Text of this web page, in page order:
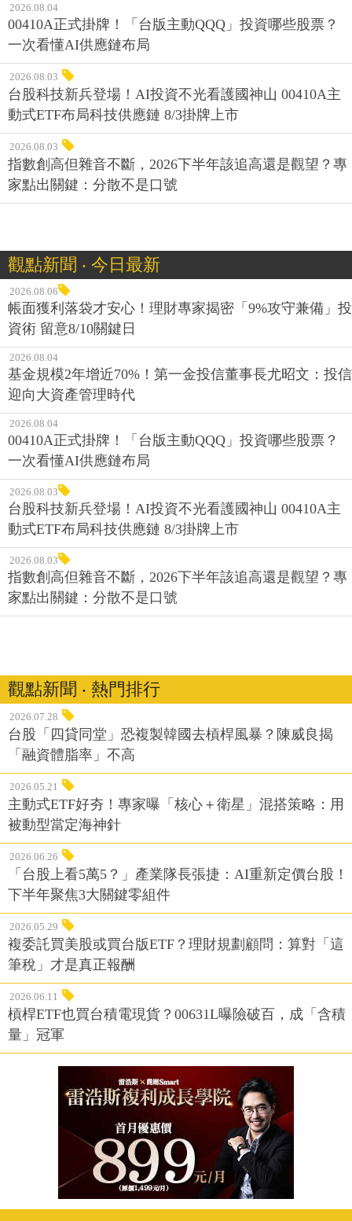
2026.08.04
00410A正式掛牌！「台版主動QQQ」投資哪些股票？
一次看懂AI供應鏈布局
2026.08.03
台股科技新兵登場！AI投資不光看護國神山 00410A主
動式ETF布局科技供應鏈 8/3掛牌上市
2026.08.03
指數創高但雜音不斷，2026下半年該追高還是觀望？專
家點出關鍵：分散不是口號
觀點新聞 ‧ 今日最新
2026.08.06
帳面獲利落袋才安心！理財專家揭密「9%攻守兼備」投
資術 留意8/10關鍵日
2026.08.04
基金規模2年增近70%！第一金投信董事長尤昭文：投信
迎向大資產管理時代
2026.08.04
00410A正式掛牌！「台版主動QQQ」投資哪些股票？
一次看懂AI供應鏈布局
2026.08.03
台股科技新兵登場！AI投資不光看護國神山 00410A主
動式ETF布局科技供應鏈 8/3掛牌上市
2026.08.03
指數創高但雜音不斷，2026下半年該追高還是觀望？專
家點出關鍵：分散不是口號
觀點新聞 ‧ 熱門排行
2026.07.28
台股「四貸同堂」恐複製韓國去槓桿風暴？陳威良揭
「融資體脂率」不高
2026.05.21
主動式ETF好夯！專家曝「核心＋衛星」混搭策略：用
被動型當定海神針
2026.06.26
「台股上看5萬5？」產業隊長張捷：AI重新定價台股！
下半年聚焦3大關鍵零組件
2026.05.29
複委託買美股或買台版ETF？理財規劃顧問：算對「這
筆稅」才是真正報酬
2026.06.11
槓桿ETF也買台積電現貨？00631L曝險破百，成「含積
量」冠軍